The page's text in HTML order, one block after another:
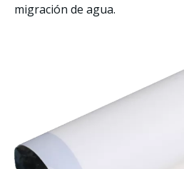
migración de agua.